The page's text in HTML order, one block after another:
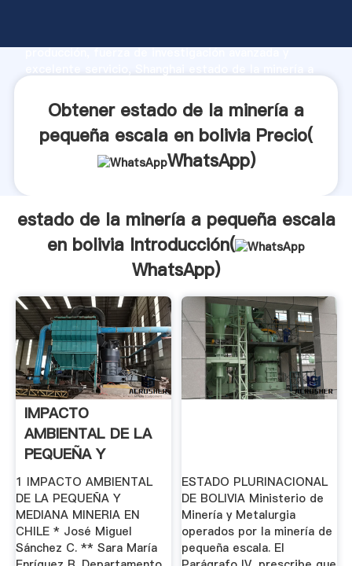
producción, fuerza de investigación avanzada y
aporta valores a todos los clientes.
Obtener estado de la minería a
pequeña escala en bolivia Precio(
WhatsApp)
estado de la minería a pequeña escala
en bolivia Introducción(
WhatsApp)
IMPACTO
AMBIENTAL DE LA
PEQUEÑA Y
MEDIANA MINERIA
EN .
1 IMPACTO AMBIENTAL
DE LA PEQUEÑA Y
MEDIANA MINERIA EN
CHILE * José Miguel
Sánchez C. ** Sara María
ESTADO PLURINACIONAL
DE BOLIVIA Ministerio de
Minería y Metalurgia
operados por la minería de
pequeña escala. El